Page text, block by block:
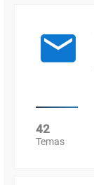
42
Temas